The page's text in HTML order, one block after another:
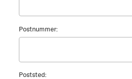
Postnummer:
Poststed: